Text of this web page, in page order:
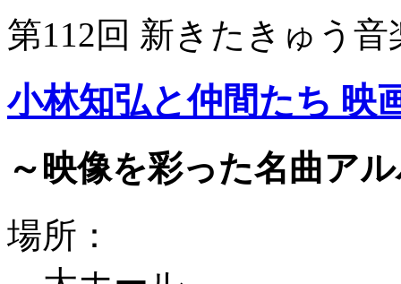
第112回 新きたきゅう音
小林知弘と仲間たち 映
～映像を彩った名曲ア
場所：